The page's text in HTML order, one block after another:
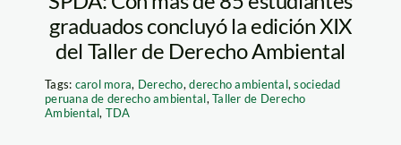
graduados concluyó la edición XIX
del Taller de Derecho Ambiental
Tags: carol mora, Derecho,derecho ambiental,sociedad
peruana de derecho ambiental,Taller de Derecho
Ambiental, TDA